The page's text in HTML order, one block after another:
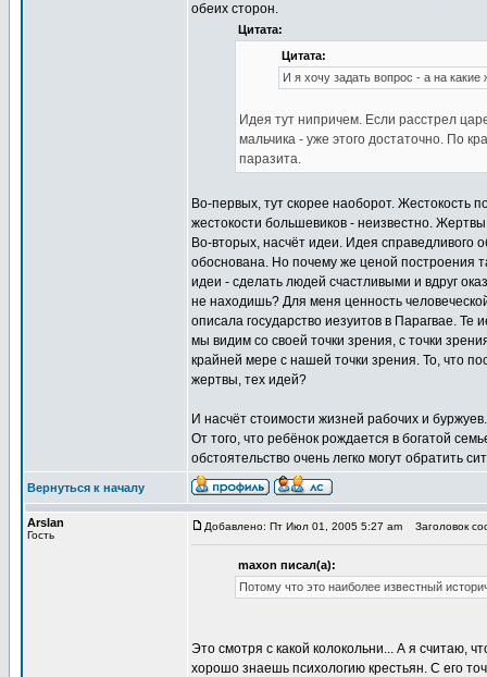
обеих сторон.
Цитата:
Цитата:
И я хочу задать вопрос - а на
Идея тут нипричем. Если расстрел
мальчика - уже этого достаточно. По
паразита.
Во-первых, тут скорее наоборот. Жестокость
жестокости большевиков - неизвестно.
Во-вторых, насчёт идеи. Идея справедливого
обоснована. Но почему же ценой построения
идеи - сделать людей счастливыми и вдруг
не находишь? Для меня ценность
описала государство иезуитов в Парагвае.
мы видим со своей точки зрения, с точки
крайней мере с нашей точки зрения. То, что
жертвы, тех идей?
И насчёт стоимости жизней рабочих и
От того, что ребёнок рождается в богатой
обстоятельство очень легко могут обратить
Вернуться к началу
Arslan
Гость
Добавлено: Пт Июл 01, 2005 5:27 am Заголовок
maxon писал(а):
Потому что это наиболее известный
Это смотря с какой колокольни... А я считаю,
хорошо знаешь психологию крестьян. С его